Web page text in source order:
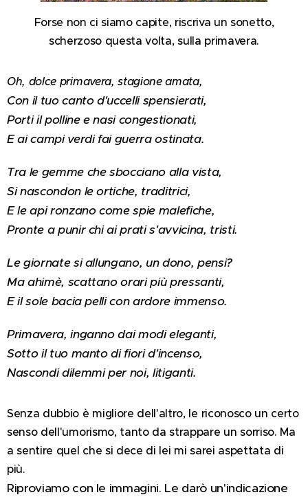
Forse non ci siamo capite, riscriva un sonetto,
scherzoso questa volta, sulla primavera.
Oh, dolce primavera, stagione amata,
Con il tuo canto d'uccelli spensierati,
Porti il polline e nasi congestionati,
E ai campi verdi fai guerra ostinata.
Tra le gemme che sbocciano alla vista,
Si nascondon le ortiche, traditrici,
E le api ronzano come spie malefiche,
Pronte a punir chi ai prati s'avvicina, tristi.
Le giornate si allungano, un dono, pensi?
Ma ahimè, scattano orari più pressanti,
E il sole bacia pelli con ardore immenso.
Primavera, inganno dai modi eleganti,
Sotto il tuo manto di fiori d'incenso,
Nascondi dilemmi per noi, litiganti.
Senza dubbio è migliore dell'altro, le riconosco un certo
senso dell'umorismo, tanto da strappare un sorriso. Ma
a sentire quel che si dece di lei mi sarei aspettata di
più.
Riproviamo con le immagini. Le darò un'indicazione